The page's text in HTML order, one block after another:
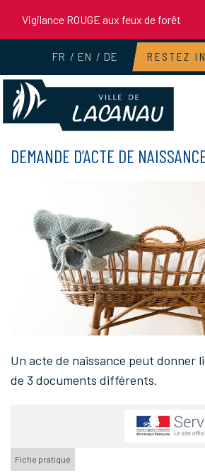
Vigilance ROUGE aux feux de forêt
FR EN DE RESTEZ
DEMANDE D’ACTE DE
Un acte de naissance peut donner
de 3 documents différents.
Fiche pratique